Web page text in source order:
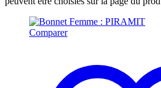
Comparer